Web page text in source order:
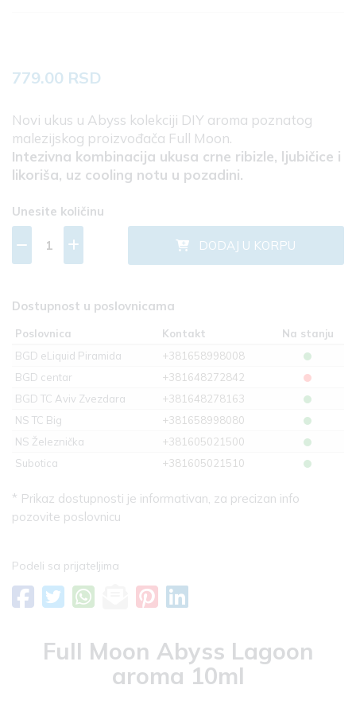
779.00 RSD
Novi ukus u Abyss kolekciji DIY aroma poznatog
malezijskog proizvođača Full Moon.
Intezivna kombinacija ukusa crne ribizle, ljubičice i
likoriša, uz cooling notu u pozadini.
Unesite količinu
DODAJ U KORPU
Dostupnost u poslovnicama
Poslovnica Kontakt
Na stanju
BGD eLiquid Piramida
+381658998008
BGD centar
+381648272842
BGD TC Aviv Zvezdara
+381648278163
NS TC Big
+381658998080
NS Železnička
+381605021500
Subotica
+381605021510
* Prikaz dostupnosti je informativan, za precizan info
pozovite poslovnicu
Podeli sa prijateljima
Full Moon Abyss Lagoon
aroma 10ml